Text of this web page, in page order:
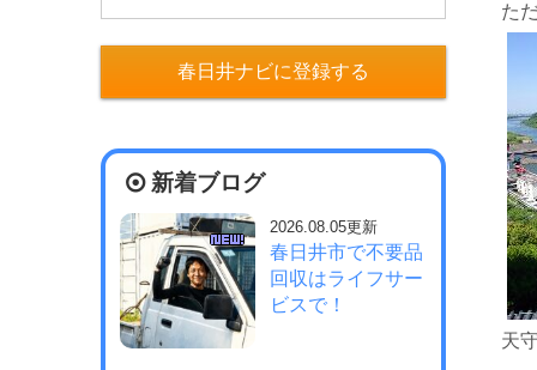
た
天
春日井ナビに登録する
新着ブログ
2026.08.05更新
春日井市で不要品
回収はライフサー
ビスで！